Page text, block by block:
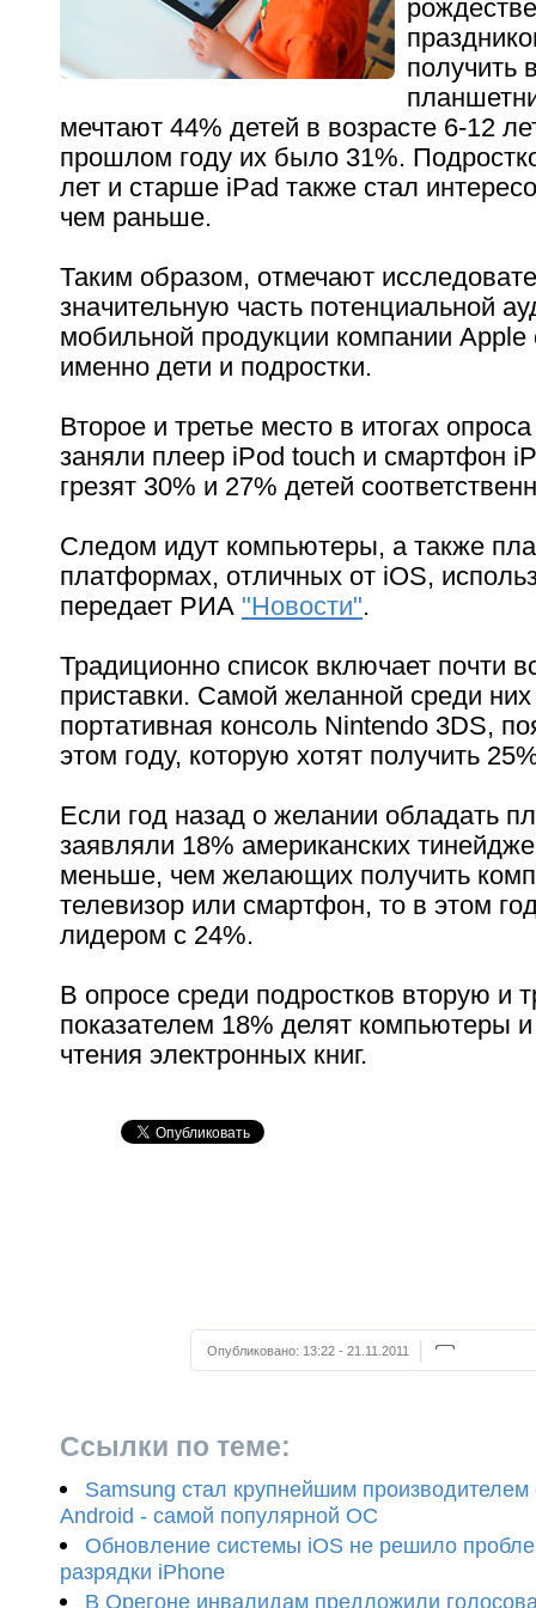
получить
мечтают 44% детей в возрасте 6-12
прошлом году их было 31%.
лет и старше iPad также стал
чем раньше.
Таким образом, отмечают
значительную часть потенциальной
мобильной продукции компании Apple
именно дети и подростки.
Второе и третье место в итогах опроса
заняли плеер iPod touch и смартфон
грезят 30% и 27% детей
Следом идут компьютеры, а также
платформах, отличных от iOS,
передает РИА "Новости".
Традиционно список включает почти
приставки. Самой желанной среди них
портативная консоль Nintendo 3DS,
этом году, которую хотят получить
Если год назад о желании обладать
заявляли 18% американских
меньше, чем желающих получить
телевизор или смартфон, то в этом
лидером с 24%.
В опросе среди подростков вторую и
показателем 18% делят компьютеры
чтения электронных книг.
Опубликовано: 13:22 - 21.11.2011
Ссылки по теме:
Samsung стал крупнейшим
Android - самой популярной ОС
Обновление системы iOS не решило
разрядки iPhone
В Орегоне инвалидам предложили